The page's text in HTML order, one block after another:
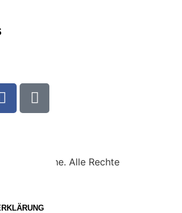
KuneOnline. Alle Rechte